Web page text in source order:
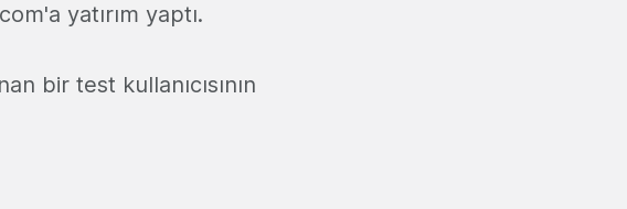
yatırım yaptı.
bir test kullanıcısının